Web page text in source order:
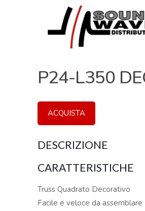
P24-L350
ACQUISTA
DESCRIZIONE
CARATTERISTICHE
Truss Quadrato Decorativo
Facile e veloce da assemblare